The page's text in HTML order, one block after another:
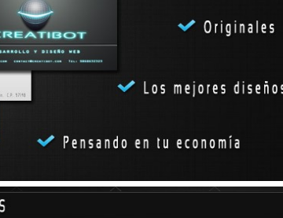
huelga-de-maestros-en-el-conalep-tizimin/
Mejorar el desempeño de
Hoy llega Obama a México.